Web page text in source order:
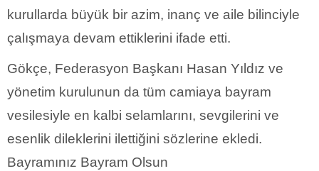
kurullarda büyük bir azim, inanç ve aile bilinciyle
çalışmaya devam ettiklerini ifade etti.
Gökçe, Federasyon Başkanı Hasan Yıldız ve
yönetim kurulunun da tüm camiaya bayram
vesilesiyle en kalbi selamlarını, sevgilerini ve
esenlik dileklerini ilettiğini sözlerine ekledi.
Bayramınız Bayram Olsun